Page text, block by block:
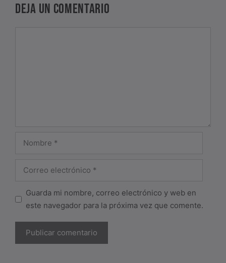
DEJA UN COMENTARIO
Nombre
Correo
Guarda mi nombre, correo electrónico y web en
este navegador para la próxima vez que comente.